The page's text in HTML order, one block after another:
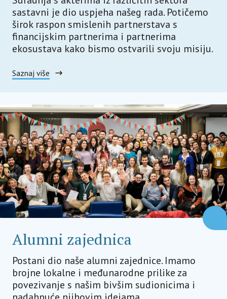
sastavni je dio uspjeha našeg rada. Potičemo
širok raspon smislenih partnerstava s
financijskim partnerima i partnerima
ekosustava kako bismo ostvarili svoju misiju.
Saznaj više
Alumni zajednica
Postani dio naše alumni zajednice. Imamo
brojne lokalne i međunarodne prilike za
povezivanje s našim bivšim sudionicima i